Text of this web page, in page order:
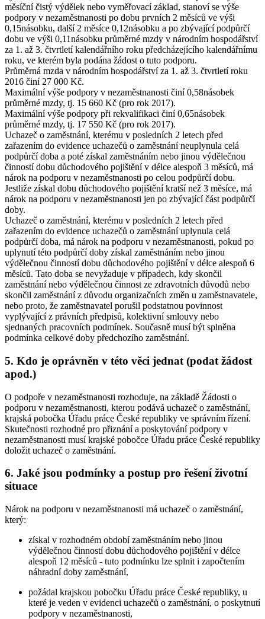
měsíční čistý výdělek nebo vyměřovací základ, stanoví se výše
podpory v nezaměstnanosti po dobu prvních 2 měsíců ve výši
0,15násobku, další 2 měsíce 0,12násobku a po zbývající podpůrčí
dobu ve výši 0,11násobku průměrné mzdy v národním hospodářství
za 1. až 3. čtvrtletí kalendářního roku předcházejícího kalendářnímu
roku, ve kterém byla podána žádost o tuto podporu.
Průměrná mzda v národním hospodářství za 1. až 3. čtvrtletí roku
2016 činí 27 000 Kč.
Maximální výše podpory v nezaměstnanosti činí 0,58násobek
průměrné mzdy, tj. 15 660 Kč (pro rok 2017).
Maximální výše podpory při rekvalifikaci činí 0,65násobek
průměrné mzdy, tj. 17 550 Kč (pro rok 2017).
Uchazeč o zaměstnání, kterému v posledních 2 letech před
zařazením do evidence uchazečů o zaměstnání neuplynula celá
podpůrčí doba a poté získal zaměstnáním nebo jinou výdělečnou
činností dobu důchodového pojištění v délce alespoň 3 měsíců, má
nárok na podporu v nezaměstnanosti po celou podpůrčí dobu.
Jestliže získal dobu důchodového pojištění kratší než 3 měsíce, má
nárok na podporu v nezaměstnanosti jen po zbývající část podpůrčí
doby.
Uchazeč o zaměstnání, kterému v posledních 2 letech před
zařazením do evidence uchazečů o zaměstnání uplynula celá
podpůrčí doba, má nárok na podporu v nezaměstnanosti, pokud po
uplynutí této podpůrčí doby získal zaměstnáním nebo jinou
výdělečnou činností dobu důchodového pojištění v délce alespoň 6
měsíců. Tato doba se nevyžaduje v případech, kdy skončil
zaměstnání nebo výdělečnou činnost ze zdravotních důvodů nebo
skončil zaměstnání z důvodu organizačních změn u zaměstnavatele,
nebo proto, že zaměstnavatel porušil podstatnou povinnost
vyplývající z právních předpisů, kolektivní smlouvy nebo
sjednaných pracovních podmínek. Současně musí být splněna
podmínka celkové doby předchozího zaměstnání.
5. Kdo je oprávněn v této věci jednat (podat žádost
apod.)
O podpoře v nezaměstnanosti rozhoduje, na základě Žádosti o
podporu v nezaměstnanosti, kterou podává uchazeč o zaměstnání,
krajská pobočka Úřadu práce České republiky ve správním řízení.
Skutečnosti rozhodné pro přiznání a poskytování podpory v
nezaměstnanosti musí krajské pobočce Úřadu práce České republiky
doložit uchazeč o zaměstnání.
6. Jaké jsou podmínky a postup pro řešení životní
situace
Nárok na podporu v nezaměstnanosti má uchazeč o zaměstnání,
který:
získal v rozhodném období zaměstnáním nebo jinou
výdělečnou činností dobu důchodového pojištění v délce
alespoň 12 měsíců - tuto podmínku lze splnit i započtením
náhradní doby zaměstnání,
požádal krajskou pobočku Úřadu práce České republiky, u
které je veden v evidenci uchazečů o zaměstnání, o poskytnutí
podpory v nezaměstnanosti,